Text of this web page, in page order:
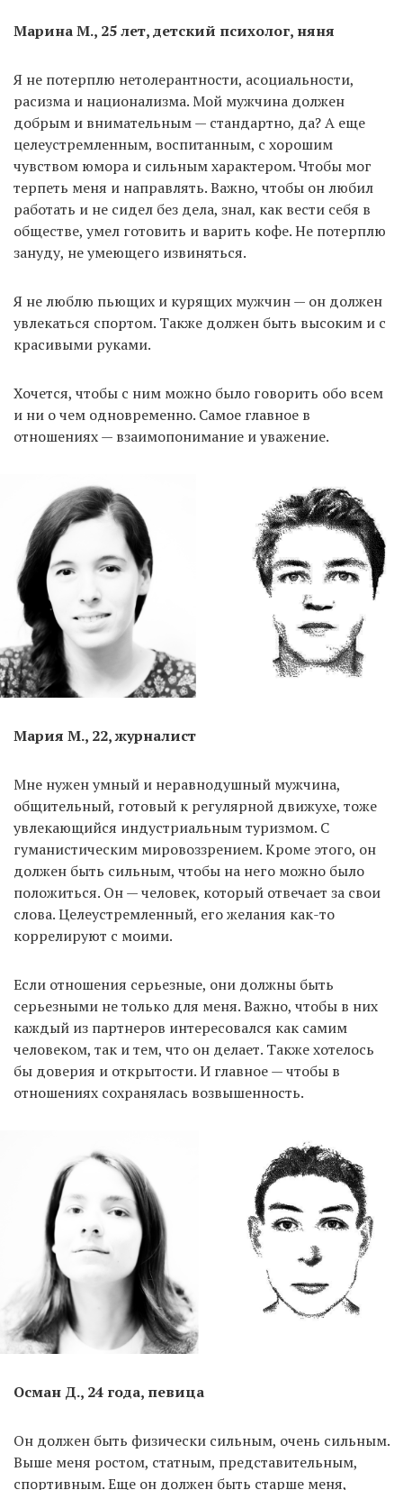
Марина М., 25 лет, детский психолог, няня
Я не потерплю нетолерантности, асоциальности,
расизма и национализма. Мой мужчина должен
добрым и внимательным — стандартно, да? А еще
целеустремленным, воспитанным, с хорошим
чувством юмора и сильным характером. Чтобы мог
терпеть меня и направлять. Важно, чтобы он любил
работать и не сидел без дела, знал, как вести себя в
обществе, умел готовить и варить кофе. Не потерплю
зануду, не умеющего извиняться.
Я не люблю пьющих и курящих мужчин — он должен
увлекаться спортом. Также должен быть высоким и с
красивыми руками.
Хочется, чтобы с ним можно было говорить обо всем
и ни о чем одновременно. Самое главное в
отношениях — взаимопонимание и уважение.
Мария М., 22, журналист
Мне нужен умный и неравнодушный мужчина,
общительный, готовый к регулярной движухе, тоже
увлекающийся индустриальным туризмом. С
гуманистическим мировоззрением. Кроме этого, он
должен быть сильным, чтобы на него можно было
положиться. Он — человек, который отвечает за свои
слова. Целеустремленный, его желания как-то
коррелируют с моими.
Если отношения серьезные, они должны быть
серьезными не только для меня. Важно, чтобы в них
каждый из партнеров интересовался как самим
человеком, так и тем, что он делает. Также хотелось
бы доверия и открытости. И главное — чтобы в
отношениях сохранялась возвышенность.
Осман Д., 24 года, певица
Он должен быть физически сильным, очень сильным.
Выше меня ростом, статным, представительным,
спортивным. Еще он должен быть старше меня,